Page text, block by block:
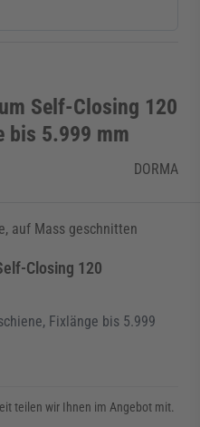
Self-Closing 120
bis 5.999 mm
DORMA
auf Mass geschnitten
Closing 120
Fixlänge bis 5.999
teilen wir Ihnen im Angebot mit.